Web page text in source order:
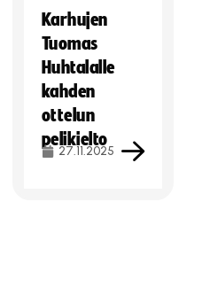
Karhujen
Tuomas
Huhtalalle
kahden
ottelun
pelikielto
27.11.2025